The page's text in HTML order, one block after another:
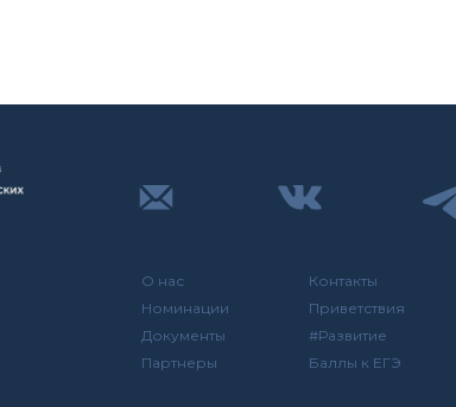
О нас
Номинации
Документы
Партнеры
Контакты
Приветствия
#Развитие
Баллы к ЕГЭ